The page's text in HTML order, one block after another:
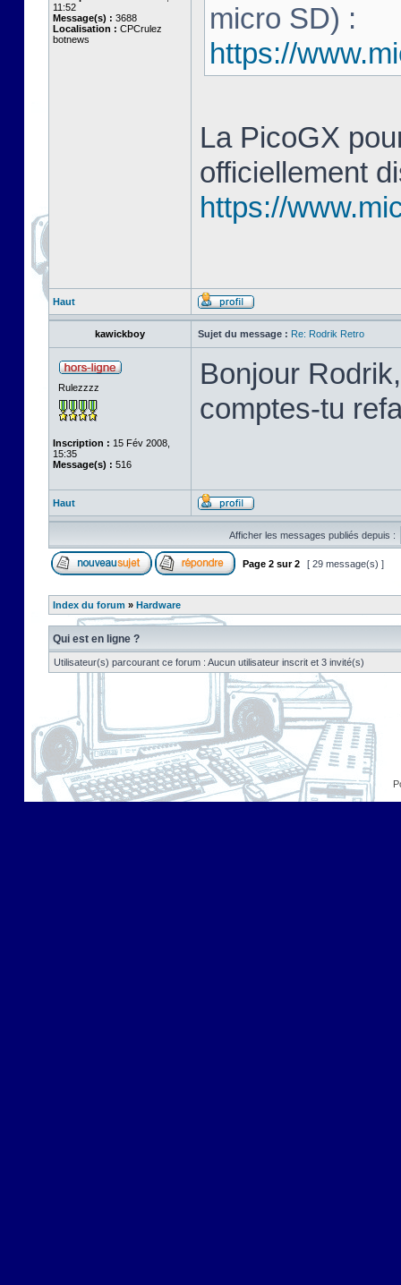
11:52
Message(s) : 3688
Localisation : CPCrulez
botnews
micro SD) :
https://
La PicoGX
officiellement
https://
Haut
kawickboy Sujet du message : Re: Rodrik Retro
Rulezzzz
Inscription : 15 Fév 2008,
15:35
Message(s) : 516
Bonjour
comptes-tu
Haut
Afficher les messages publiés depuis :
Page 2 sur2 [ 29 message(s) ]
Index du forum » Hardware
Qui est en ligne ?
Utilisateur(s) parcourant ce forum : Aucun utilisateur inscrit et 3 invité(s)